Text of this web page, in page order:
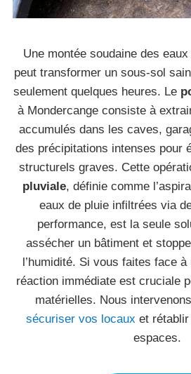
Une montée soudaine des
peut transformer un sous-sol
seulement quelques heures. Le
à Mondercange consiste à
accumulés dans les caves,
des précipitations intenses pour
structurels graves. Cette
pluviale, définie comme
eaux de pluie infiltrées via
performance, est la seule
assécher un bâtiment et
l’humidité. Si vous faites face
réaction immédiate est cruciale
matérielles. Nous intervenons
sécuriser vos locaux et
espaces.